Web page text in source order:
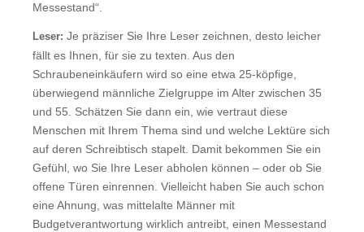
Messestand“.
Leser: Je präziser Sie Ihre Leser zeichnen, desto leicher
fällt es Ihnen, für sie zu texten. Aus den
Schraubeneinkäufern wird so eine etwa 25-köpfige,
überwiegend männliche Zielgruppe im Alter zwischen 35
und 55. Schätzen Sie dann ein, wie vertraut diese
Menschen mit Ihrem Thema sind und welche Lektüre sich
auf deren Schreibtisch stapelt. Damit bekommen Sie ein
Gefühl, wo Sie Ihre Leser abholen können – oder ob Sie
offene Türen einrennen. Vielleicht haben Sie auch schon
eine Ahnung, was mittelalte Männer mit
Budgetverantwortung wirklich antreibt, einen Messestand